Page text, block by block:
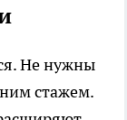
Не нужны
стажем.